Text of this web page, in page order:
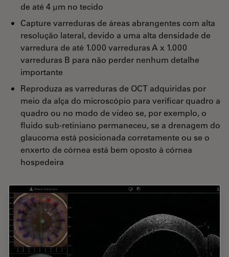
de até 4 μm no tecido
Capture varreduras de áreas abrangentes com alta
resolução lateral, devido a uma alta densidade de
varredura de até 1.000 varreduras A x 1.000
varreduras B para não perder nenhum detalhe
importante
Reproduza as varreduras de OCT adquiridas por
meio da alça do microscópio para verificar quadro a
quadro ou no modo de vídeo se, por exemplo, o
fluido sub-retiniano permaneceu, se a drenagem do
glaucoma está posicionada corretamente ou se o
enxerto de córnea está bem oposto à córnea
hospedeira